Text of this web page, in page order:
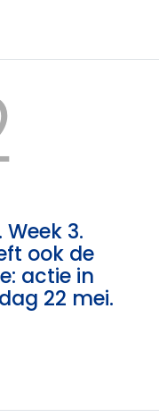
3.
ook de
actie in
22 mei.